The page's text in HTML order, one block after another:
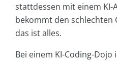
stattdessen mit einem KI-
bekommt den schlechten
das ist alles.
Bei einem KI-Coding-